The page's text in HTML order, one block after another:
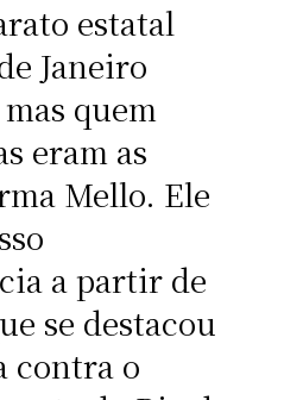
estatal
Janeiro
quem
eram as
Mello. Ele
a partir de
se destacou
contra o